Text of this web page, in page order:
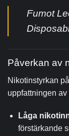
Fumot
Påverkan av
Nikotinstyrkan
uppfattningen av
Låga
förstärkande